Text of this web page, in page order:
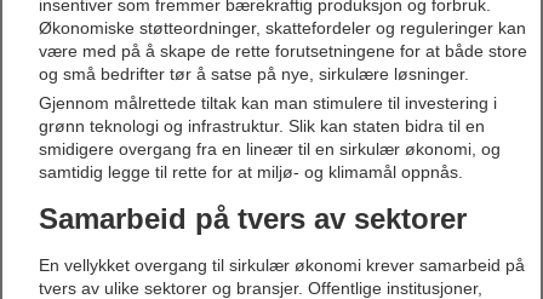
insentiver som fremmer bærekraftig produksjon og forbruk.
Økonomiske støtteordninger, skattefordeler og reguleringer kan
være med på å skape de rette forutsetningene for at både store
og små bedrifter tør å satse på nye, sirkulære løsninger.
Gjennom målrettede tiltak kan man stimulere til investering i
grønn teknologi og infrastruktur. Slik kan staten bidra til en
smidigere overgang fra en lineær til en sirkulær økonomi, og
samtidig legge til rette for at miljø- og klimamål oppnås.
Samarbeid på tvers av sektorer
En vellykket overgang til sirkulær økonomi krever samarbeid på
tvers av ulike sektorer og bransjer. Offentlige institusjoner,